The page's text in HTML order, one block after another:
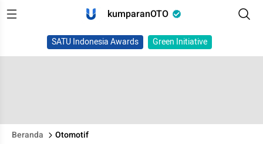
kumparanOTO
SATU Indonesia Awards Green Initiative
Beranda Otomotif